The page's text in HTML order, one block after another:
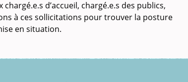
d’accueil, chargé.e.s des publics,
à ces sollicitations pour trouver la posture
en situation.